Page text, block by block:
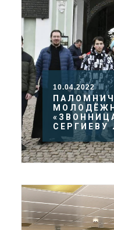
10.04.2022
СЕРГИЕВУ